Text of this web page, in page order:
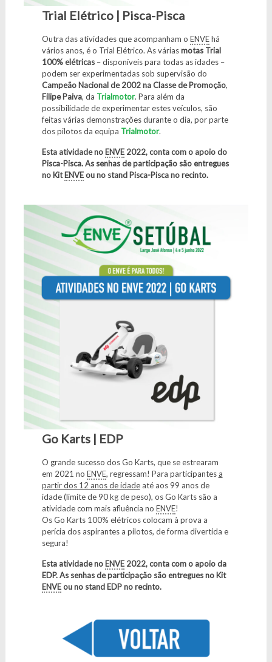
Trial Elétrico | Pisca-Pisca
Outra das atividades que acompanham o ENVEhá
vários anos, é o Trial Elétrico. As váriasmotas Trial
100% elétricas– disponíveis para todas as idades –
podem ser experimentadas sob supervisão do
Campeão Nacional de 2002 na Classe de Promoção,
Filipe Paiva, da Trialmotor. Para além da
possibilidade de experimentar estes veículos, são
feitas várias demonstrações durante o dia, por parte
dos pilotos da equipa Trialmotor.
Esta atividade no ENVE2022, conta com o apoio do
Pisca-Pisca. As senhas de participação são entregues
no KitENVEou no stand Pisca-Pisca no recinto.
Go Karts | EDP
O grande sucesso dos Go Karts, que se estrearam
em 2021 no ENVE, regressam! Para participantes a
partir dos 12 anos de idadeaté aos 99 anos de
idade (limite de 90 kg de peso), os Go Karts são a
atividade com mais afluência no ENVE!
Os Go Karts 100% elétricos colocam à prova a
perícia dos aspirantes a pilotos, de forma divertida e
segura!
Esta atividade no ENVE2022, conta com o apoio da
EDP. As senhas de participação são entregues no Kit
ENVEou no stand EDP no recinto.